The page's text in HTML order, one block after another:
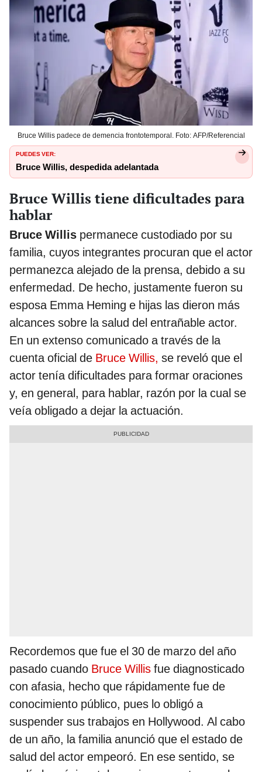
Bruce Willis padece de demencia frontotemporal. Foto: AFP/Referencial
PUEDES VER:
Bruce Willis, despedida adelantada
Bruce Willis tiene dificultades para
hablar
Bruce Willis permanece custodiado por su
familia, cuyos integrantes procuran que el actor
permanezca alejado de la prensa, debido a su
enfermedad. De hecho, justamente fueron su
esposa Emma Heming e hijas las dieron más
alcances sobre la salud del entrañable actor.
En un extenso comunicado a través de la
cuenta oficial de Bruce Willis, se reveló que el
actor tenía dificultades para formar oraciones
y, en general, para hablar, razón por la cual se
veía obligado a dejar la actuación.
Recordemos que fue el 30 de marzo del año
pasado cuando Bruce Willis fue diagnosticado
con afasia, hecho que rápidamente fue de
conocimiento público, pues lo obligó a
suspender sus trabajos en Hollywood. Al cabo
de un año, la familia anunció que el estado de
salud del actor empeoró. En ese sentido, se